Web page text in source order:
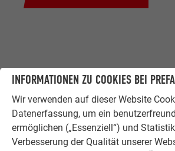
INFORMATIONEN ZU COOKIES BEI PREFA
Wir verwenden auf dieser Website
Datenerfassung, um ein
ermöglichen („Essenziell“) und
Verbesserung der Qualität unserer
ERFAHRUNGSBERICHTE
ZUFRIEDENE KUNDEN
Ob Bauherr, Sanierer, Verarbeiter